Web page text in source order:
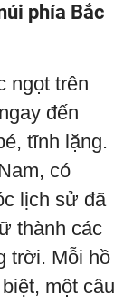
phía Bắc
ngọt trên
đến
tĩnh lặng.
có
lịch sử đã
thành các
trời. Mỗi hồ
một câu